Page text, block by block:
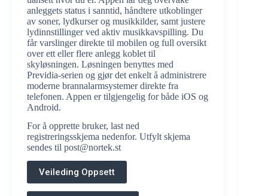
anleggets status i sanntid, håndtere utkoblinger
av soner, lydkurser og musikkilder, samt justere
lydinnstillinger ved aktiv musikkavspilling. Du
får varslinger direkte til mobilen og full oversikt
over ett eller flere anlegg koblet til
skyløsningen. Løsningen benyttes med
Previdia-serien og gjør det enkelt å administrere
moderne brannalarmsystemer direkte fra
telefonen. Appen er tilgjengelig for både iOS og
Android.
For å opprette bruker, last ned
registreringsskjema nedenfor. Utfylt skjema
sendes til post@nortek.st
Veileding Oppsett